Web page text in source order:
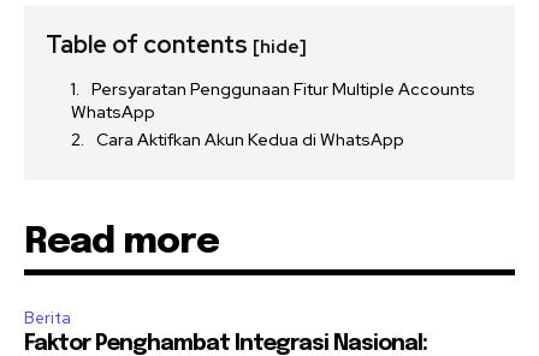
Table of contents [hide]
Persyaratan Penggunaan Fitur Multiple Accounts
WhatsApp
Cara Aktifkan Akun Kedua di WhatsApp
Read more
Berita
Faktor Penghambat Integrasi Nasional: